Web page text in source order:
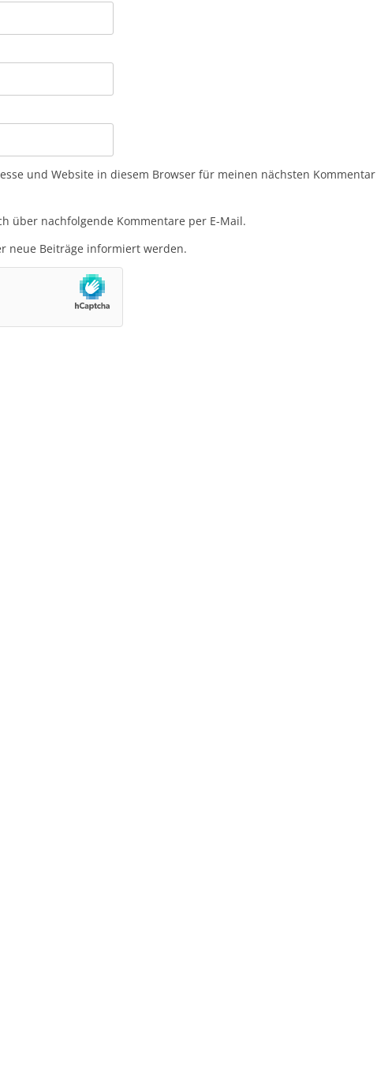
und Website in diesem Browser für meinen nächsten Kommentar
über nachfolgende Kommentare per E-Mail.
neue Beiträge informiert werden.